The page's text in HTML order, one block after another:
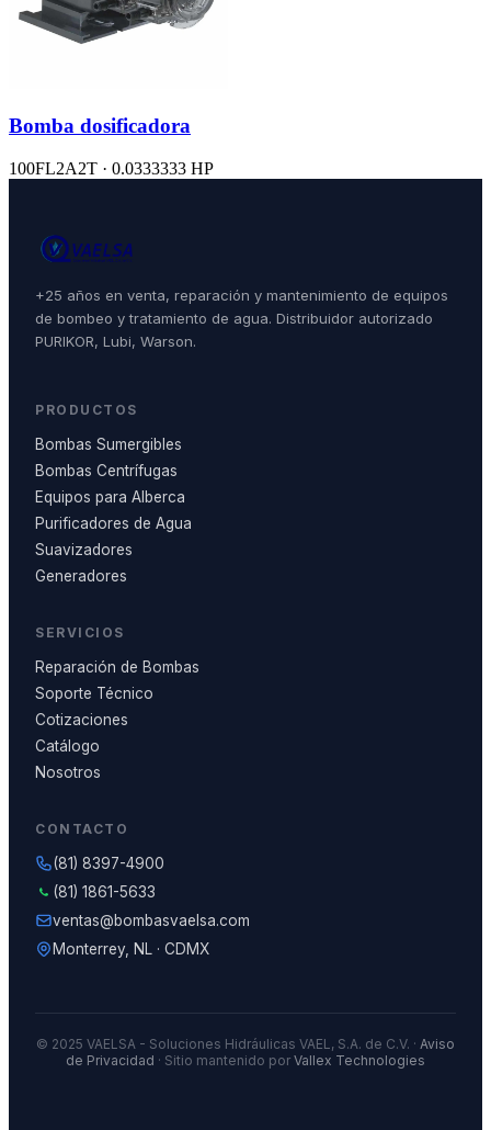
Bomba dosificadora
100FL2A2T · 0.0333333 HP
+25 años en venta, reparación y mantenimiento de equipos
de bombeo y tratamiento de agua. Distribuidor autorizado
PURIKOR, Lubi, Warson.
PRODUCTOS
Bombas Sumergibles
Bombas Centrífugas
Equipos para Alberca
Purificadores de Agua
Suavizadores
Generadores
SERVICIOS
Reparación de Bombas
Soporte Técnico
Cotizaciones
Catálogo
Nosotros
CONTACTO
(81) 8397-4900
(81) 1861-5633
ventas@bombasvaelsa.com
Monterrey, NL · CDMX
© 2025 VAELSA - Soluciones Hidráulicas VAEL, S.A. de C.V. · Aviso
de Privacidad · Sitio mantenido por Vallex Technologies